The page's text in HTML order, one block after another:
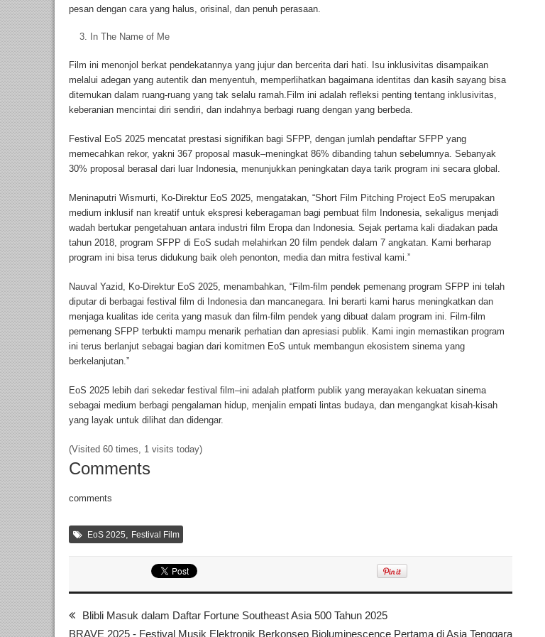
pesan dengan cara yang halus, orisinal, dan penuh perasaan.
In The Name of Me
Film ini menonjol berkat pendekatannya yang jujur dan bercerita dari hati. Isu inklusivitas disampaikan
melalui adegan yang autentik dan menyentuh, memperlihatkan bagaimana identitas dan kasih sayang bisa
ditemukan dalam ruang-ruang yang tak selalu ramah.Film ini adalah refleksi penting tentang inklusivitas,
keberanian mencintai diri sendiri, dan indahnya berbagi ruang dengan yang berbeda.
Festival EoS 2025 mencatat prestasi signifikan bagi SFPP, dengan jumlah pendaftar SFPP yang
memecahkan rekor, yakni 367 proposal masuk–meningkat 86% dibanding tahun sebelumnya. Sebanyak
30% proposal berasal dari luar Indonesia, menunjukkan peningkatan daya tarik program ini secara global.
Meninaputri Wismurti, Ko-Direktur EoS 2025, mengatakan, “Short Film Pitching Project EoS merupakan
medium inklusif nan kreatif untuk ekspresi keberagaman bagi pembuat film Indonesia, sekaligus menjadi
wadah bertukar pengetahuan antara industri film Eropa dan Indonesia. Sejak pertama kali diadakan pada
tahun 2018, program SFPP di EoS sudah melahirkan 20 film pendek dalam 7 angkatan. Kami berharap
program ini bisa terus didukung baik oleh penonton, media dan mitra festival kami.”
Nauval Yazid, Ko-Direktur EoS 2025, menambahkan, “Film-film pendek pemenang program SFPP ini telah
diputar di berbagai festival film di Indonesia dan mancanegara. Ini berarti kami harus meningkatkan dan
menjaga kualitas ide cerita yang masuk dan film-film pendek yang dibuat dalam program ini. Film-film
pemenang SFPP terbukti mampu menarik perhatian dan apresiasi publik. Kami ingin memastikan program
ini terus berlanjut sebagai bagian dari komitmen EoS untuk membangun ekosistem sinema yang
berkelanjutan.”
EoS 2025 lebih dari sekedar festival film–ini adalah platform publik yang merayakan kekuatan sinema
sebagai medium berbagi pengalaman hidup, menjalin empati lintas budaya, dan mengangkat kisah-kisah
yang layak untuk dilihat dan didengar.
(Visited 60 times, 1 visits today)
Comments
comments
EoS 2025 Festival Film
Blibli Masuk dalam Daftar Fortune Southeast Asia 500 Tahun 2025
BRAVE 2025 - Festival Musik Elektronik Berkonsep Bioluminescence Pertama di Asia Tenggara